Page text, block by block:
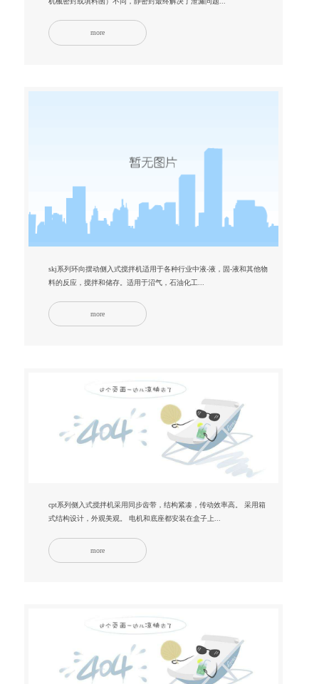
more
skj系列环向摆动侧入式搅拌机适用于各种行业中液-液，固-液和其他物
料的反应，搅拌和储存。适用于沼气，石油化工...
more
cpt系列侧入式搅拌机采用同步齿带，结构紧凑，传动效率高。 采用箱
式结构设计，外观美观。 电机和底座都安装在盒子上...
more